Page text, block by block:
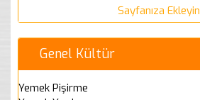
Sayfanıza Ekleyin
Genel Kültür
Yemek Pişirme